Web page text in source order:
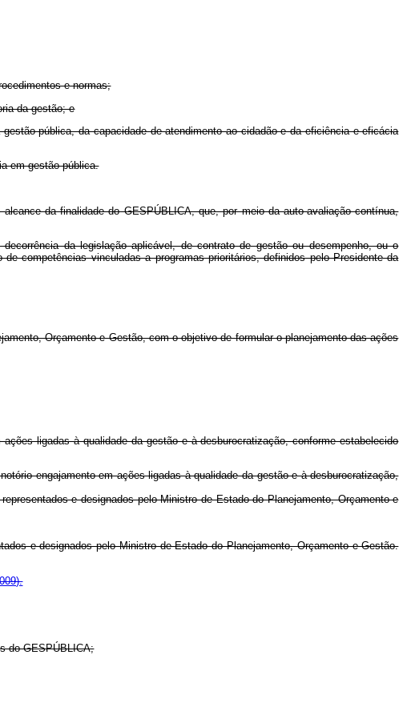
e normas;
da gestão; e
pública, da capacidade de atendimento ao cidadão e da eficiência e eficácia
em gestão pública.
da finalidade do GESPÚBLICA, que, por meio da auto-avaliação contínua,
da legislação aplicável, de contrato de gestão ou desempenho, ou o
competências vinculadas a programas prioritários, definidos pelo Presidente da
Orçamento e Gestão, com o objetivo de formular o planejamento das ações
ligadas à qualidade da gestão e à desburocratização, conforme estabelecido
engajamento em ações ligadas à qualidade da gestão e à desburocratização,
e designados pelo Ministro de Estado do Planejamento, Orçamento e
e designados pelo Ministro de Estado do Planejamento, Orçamento e Gestão.
do GESPÚBLICA;